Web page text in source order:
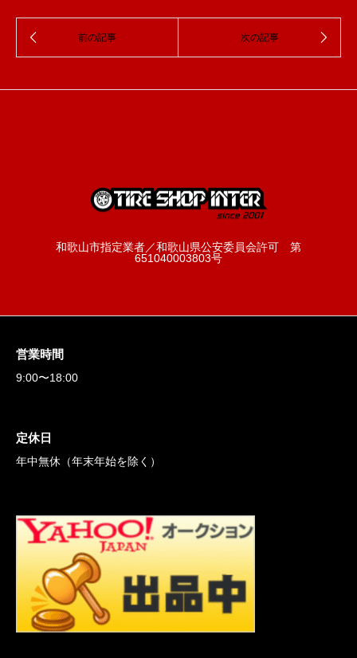
和歌山市指定業者／和歌山県公安委員会許可 第
651040003803号
営業時間
9:00〜18:00
定休日
年中無休（年末年始を除く）